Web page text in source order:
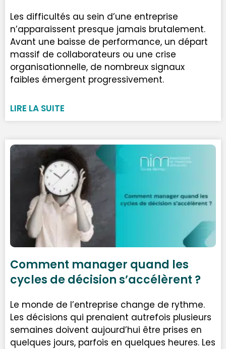
Les difficultés au sein d’une entreprise
n’apparaissent presque jamais brutalement.
Avant une baisse de performance, un départ
massif de collaborateurs ou une crise
organisationnelle, de nombreux signaux
faibles émergent progressivement.
LIRE LA SUITE
Comment manager quand les
cycles de décision s’accélèrent ?
Le monde de l’entreprise change de rythme.
Les décisions qui prenaient autrefois plusieurs
semaines doivent aujourd’hui être prises en
quelques jours, parfois en quelques heures. Les